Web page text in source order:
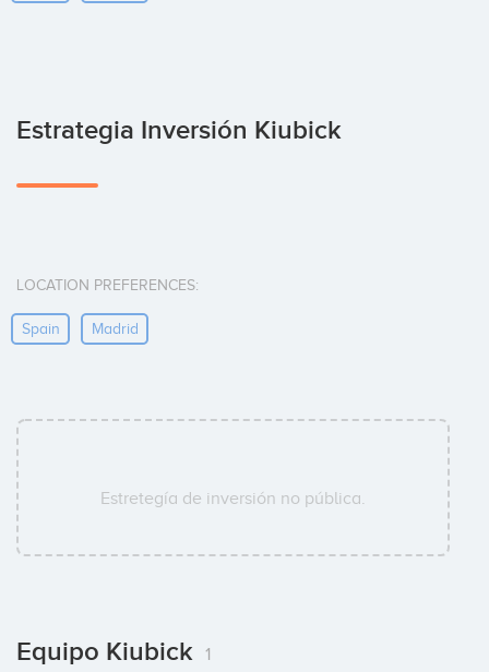
Estrategia Inversión Kiubick
LOCATION PREFERENCES:
Spain Madrid
Estretegía de inversión no pública.
Equipo Kiubick 1